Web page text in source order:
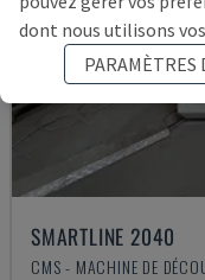
SMARTLINE 2040
CMS - MACHINE DE
dont nous utilisons
PARAMÈTRES